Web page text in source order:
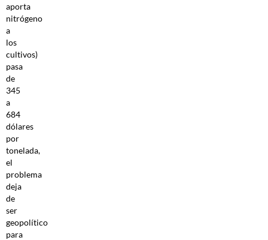
aporta
nitrógeno
a
los
cultivos)
pasa
de
345
a
684
dólares
por
tonelada,
el
problema
deja
de
ser
geopolítico
para